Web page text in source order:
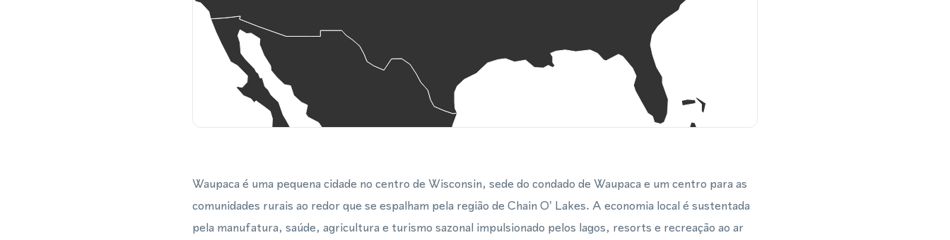
Waupaca é uma pequena cidade no centro de Wisconsin, sede do condado de Waupaca e um centro para as
comunidades rurais ao redor que se espalham pela região de Chain O' Lakes. A economia local é sustentada
pela manufatura, saúde, agricultura e turismo sazonal impulsionado pelos lagos, resorts e recreação ao ar